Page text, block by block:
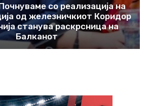
со реализација на
од железничкиот Коридор
станува раскрсница на
Балканот